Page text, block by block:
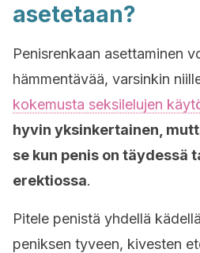
asetetaan?
Penisrenkaan asettaminen
hämmentävää, varsinkin
kokemusta seksilelujen
hyvin yksinkertainen,
se kun penis on täydessä
erektiossa.
Pitele penistä yhdellä
peniksen tyveen, kivesten